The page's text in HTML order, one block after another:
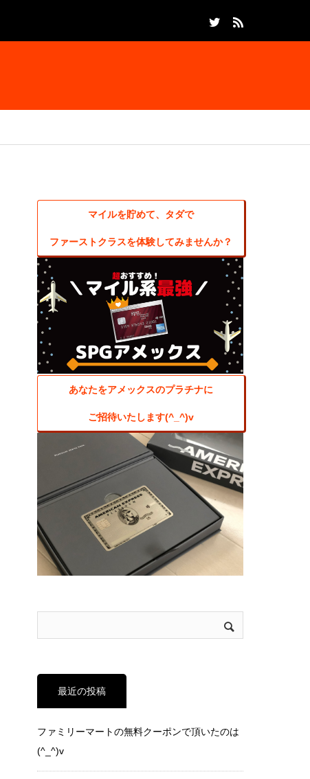
マイルを貯めて、タダで
ファーストクラスを体験してみませんか？
あなたをアメックスのプラチナに
ご招待いたします(^_^)v
最近の投稿
ファミリーマートの無料クーポンで頂いたのは
(^_^)v